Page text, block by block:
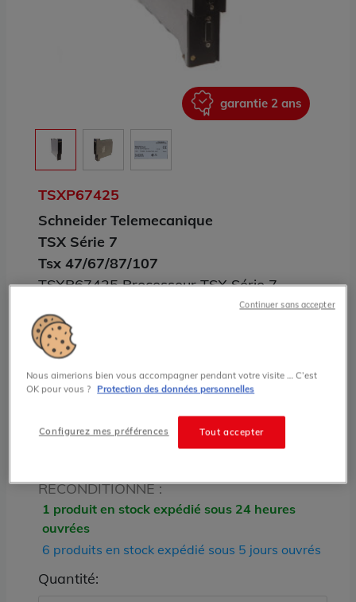
garantie 2 ans
TSXP67425
Schneider Telemecanique
TSX Série 7
Tsx 47/67/87/107
TSXP67425 Processeur TSX Série 7
1,425.00 € HT prix tarif
État
RECONDITIONNÉ
RECONDITIONNÉ :
1 produit en stock expédié sous 24 heures
ouvrées
6 produits en stock expédié sous 5 jours ouvrés
Quantité:
Nous aimerions bien vous accompagner pendant votre visite … C’est
OK pour vous ? Protection des données personnelles
Tout accepter
Configurez mes préférences
Continuer sans accepter